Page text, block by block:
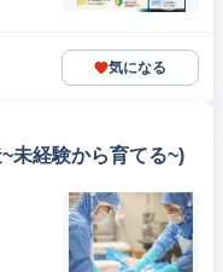
気になる
未経験から育てる~)